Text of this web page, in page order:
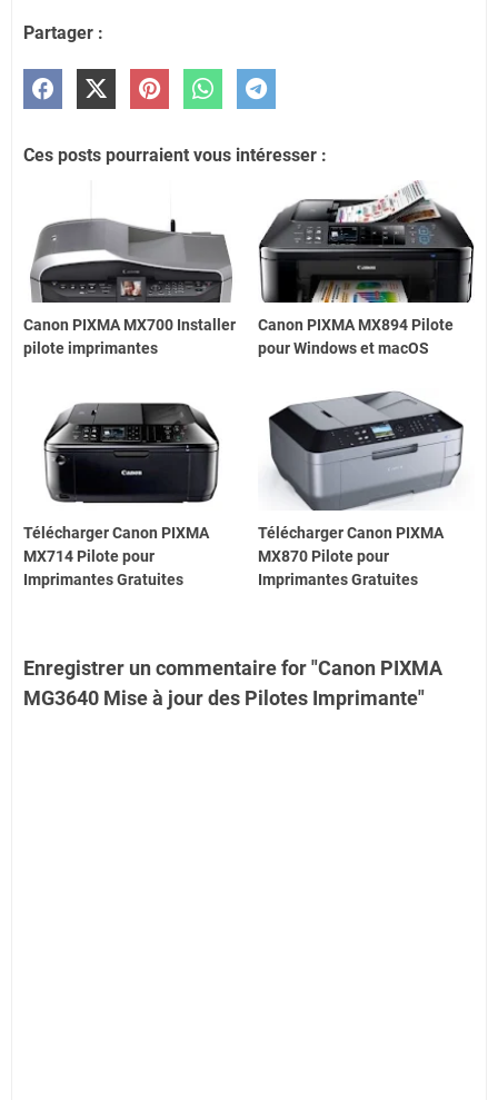
Partager :
Ces posts pourraient vous intéresser :
Canon PIXMA MX700 Installer
pilote imprimantes
Canon PIXMA MX894 Pilote
pour Windows et macOS
Télécharger Canon PIXMA
MX714 Pilote pour
Imprimantes Gratuites
Télécharger Canon PIXMA
MX870 Pilote pour
Imprimantes Gratuites
Enregistrer un commentaire for "Canon PIXMA
MG3640 Mise à jour des Pilotes Imprimante"